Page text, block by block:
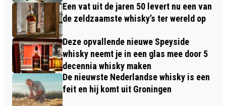
Een vat uit de jaren 50 levert nu een van
de zeldzaamste whisky’s ter wereld op
Deze opvallende nieuwe Speyside
whisky neemt je in een glas mee door 5
decennia whisky maken
De nieuwste Nederlandse whisky is een
feit en hij komt uit Groningen